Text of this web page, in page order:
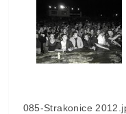
085-Strakonice